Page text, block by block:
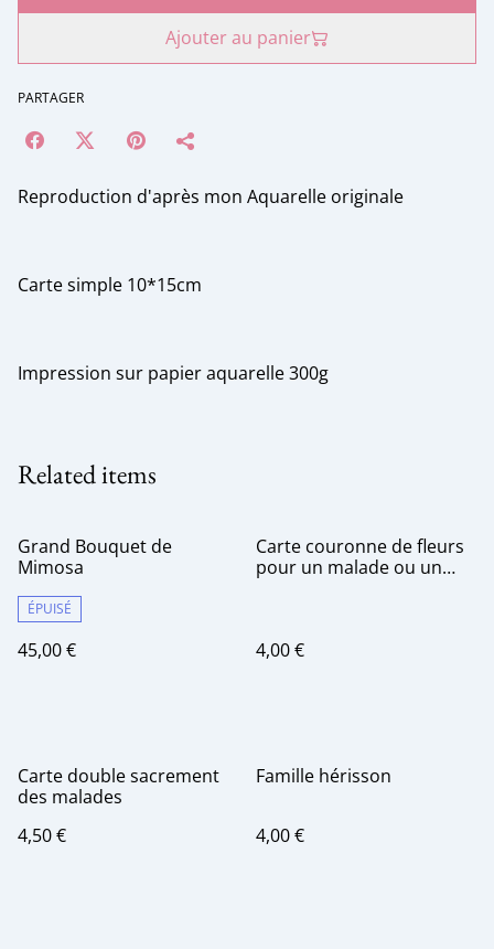
Ajouter au panier
PARTAGER
Reproduction d'après mon Aquarelle originale
Carte simple 10*15cm
Impression sur papier aquarelle 300g
Related items
Grand Bouquet de
Mimosa
ÉPUISÉ
45,00 €
Carte couronne de fleurs
pour un malade ou un
4,00 €
Carte double sacrement
des malades
4,50 €
Famille hérisson
4,00 €